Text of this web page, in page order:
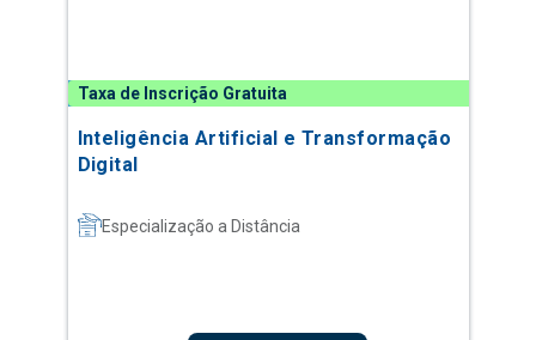
Taxa de Inscrição Gratuita
Inteligência Artificial e Transformação
Digital
Especialização a Distância